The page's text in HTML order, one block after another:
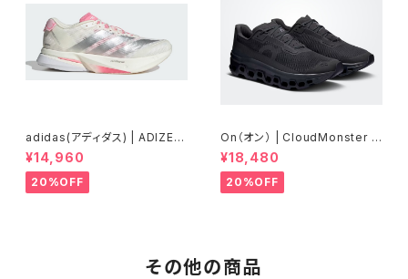
adidas(アディダス) | ADIZER
OBOSTON13 | Core White
/ Silver Metallic / Bliss Pin
k | Women
¥14,960
20%OFF
On（オン） | CloudMonster V
oid | Black/Black | Men
¥18,480
20%OFF
その他の商品